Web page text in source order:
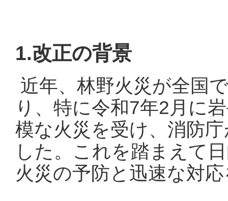
1.改正の背景
近年、林野火災が全国
り、特に令和7年2月に
模な火災を受け、消防
した。これを踏まえて
火災の予防と迅速な対